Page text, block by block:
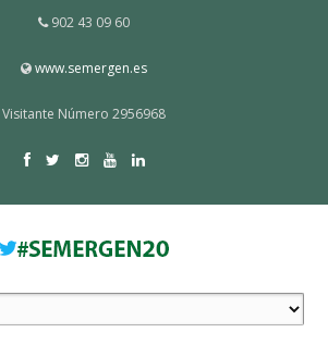
902 43 09 60
www.semergen.es
Visitante Número 2956968